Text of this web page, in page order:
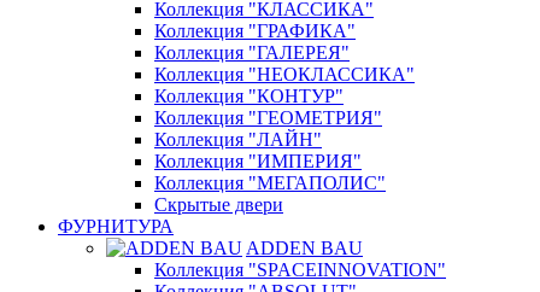
Коллекция "КЛАССИКА"
Коллекция "ГРАФИКА"
Коллекция "ГАЛЕРЕЯ"
Коллекция "НЕОКЛАССИКА"
Коллекция "КОНТУР"
Коллекция "ГЕОМЕТРИЯ"
Коллекция "ЛАЙН"
Коллекция "ИМПЕРИЯ"
Коллекция "МЕГАПОЛИС"
Скрытые двери
ФУРНИТУРА
ADDEN BAU
Коллекция "SPACEINNOVATION"